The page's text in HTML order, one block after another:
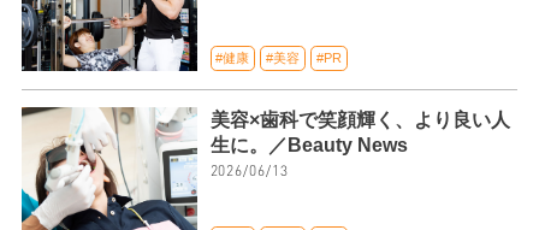
#健康 #美容 #PR
美容×歯科で笑顔輝く、より良い人
生に。／Beauty News
2026/06/13